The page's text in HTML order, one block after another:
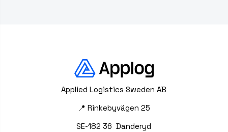
Applied Logistics Sweden AB
📍 Rinkebyvägen 25
SE-182 36 Danderyd